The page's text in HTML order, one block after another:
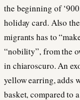
the beginning of
holiday card. Also
migrants has to
“nobility”, from the
in chiaroscuro. An
yellow earring, adds
basket, compared to